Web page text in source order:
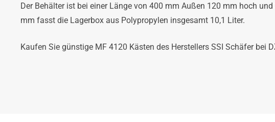
Der Behälter ist bei einer Länge von 400 mm Außen 120 mm hoch
mm fasst die Lagerbox aus Polypropylen insgesamt 10,1 Liter.
Kaufen Sie günstige MF 4120 Kästen des Herstellers SSI Schäfer bei